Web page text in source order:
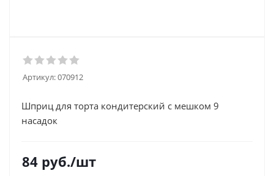
Артикул:070912
Шприц для торта кондитерский с мешком 9
насадок
84 руб./шт